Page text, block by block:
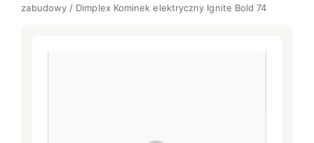
zabudowy / Dimplex Kominek elektryczny Ignite Bold 74